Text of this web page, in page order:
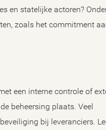
en statelijke actoren?
zoals het commitment
een interne controle of
beheersing plaats. Veel
bij leveranciers.